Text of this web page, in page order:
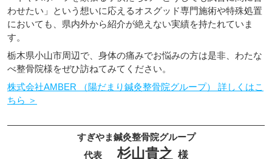
わせたい」という想いに応えるオスグッド専門施術や特殊処置
においても、県内外から紹介が絶えない実績を持たれていま
す。
栃木県小山市周辺で、身体の痛みでお悩みの方は是非、わたな
べ整骨院様をぜひ訪ねてみてください。
株式会社AMBER （陽だまり鍼灸整骨院グループ） 詳しくはこ
ちら ＞
すぎやま鍼灸整骨院グループ
代表
杉山貴之 様